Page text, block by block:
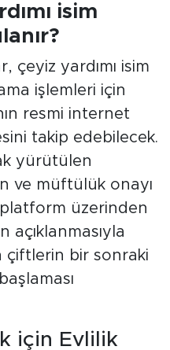
isim
çeyiz yardımı isim
işlemleri için
resmi internet
takip edebilecek.
yürütülen
ve müftülük onayı
üzerinden
açıklanmasıyla
çiftlerin bir sonraki
için Evlilik